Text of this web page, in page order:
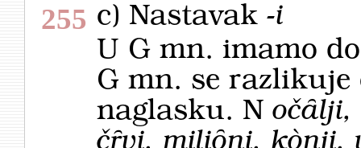
255 c) Nastavak -i
U G mn. imamo
G mn. se razlikuje
naglasku. N očȃlji,